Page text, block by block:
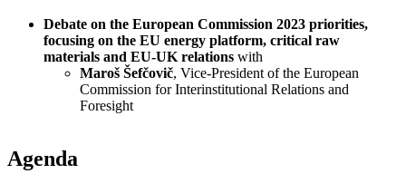
Debate on the European Commission 2023 priorities,
focusing on the EU energy platform, critical raw
materials and EU-UK relations with
Maroš Šefčovič, Vice-President of the European
Commission for Interinstitutional Relations and
Foresight​
Agenda